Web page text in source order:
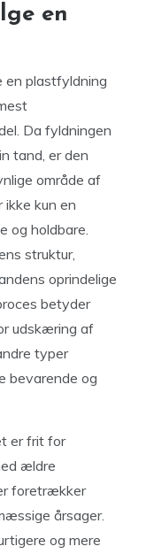
en
en plastfyldning
Da fyldningen
tand, er den
område af
ikke kun en
og holdbare.
struktur,
oprindelige
betyder
udskæring af
typer
bevarende og
er frit for
ældre
foretrækker
årsager.
og mere